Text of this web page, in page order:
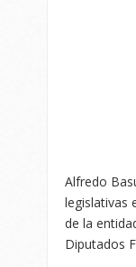
Alfredo
legislativas
de la
Diputados